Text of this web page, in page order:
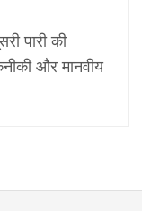
पारी की
और मानवीय